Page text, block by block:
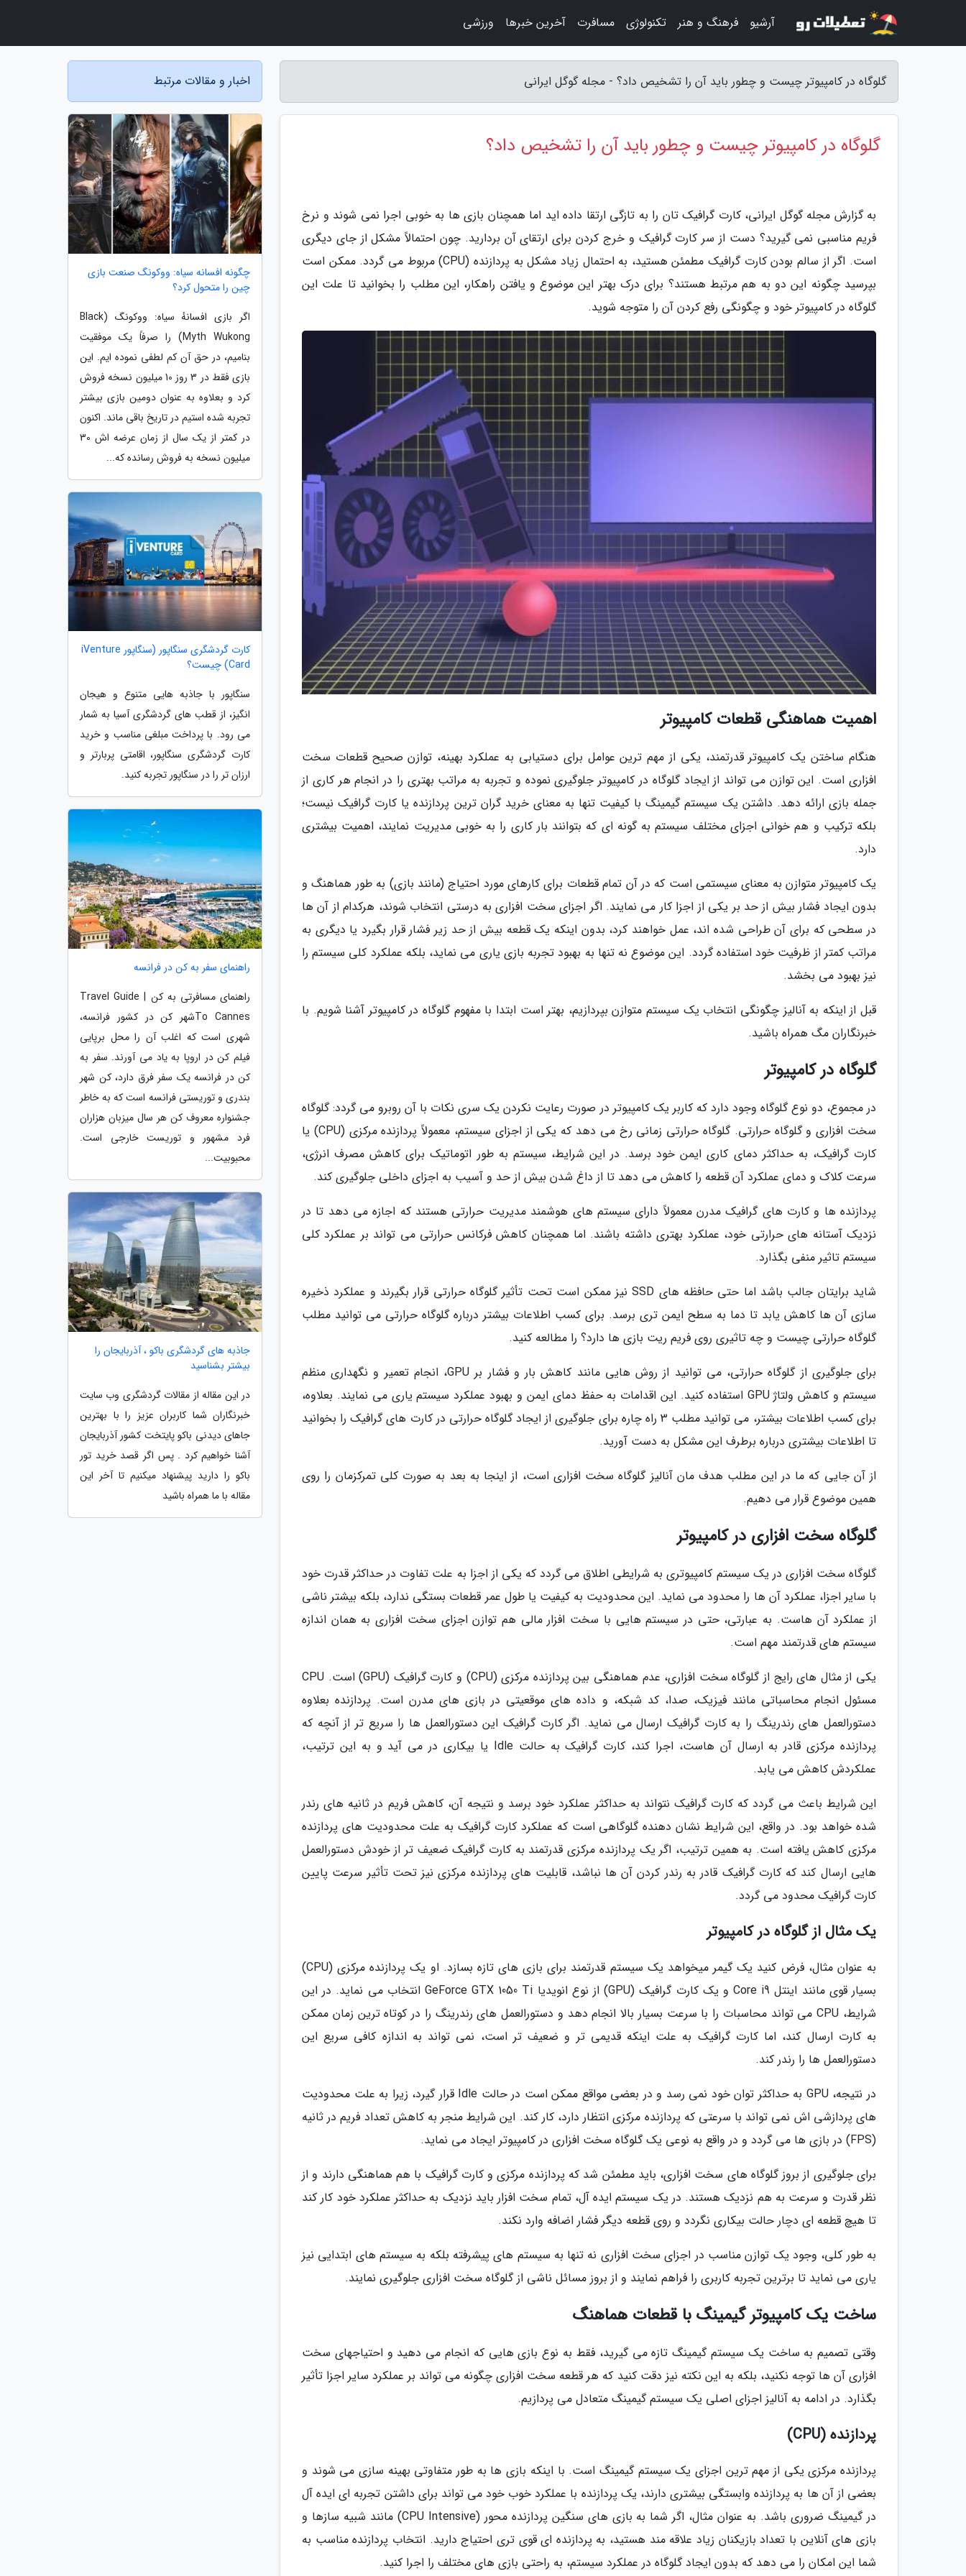
گلوگاه در کامپیوتر چیست و چطور باید آن را تشخیص داد؟ - مجله گوگل ایرانی
گلوگاه در کامپیوتر چیست و چطور باید آن را تشخیص داد؟
به گزارش مجله گوگل ایرانی، کارت گرافیک تان را به تازگی ارتقا داده اید اما همچنان بازی ها به خوبی اجرا نمی شوند و نرخ
فریم مناسبی نمی گیرید؟ دست از سر کارت گرافیک و خرج کردن برای ارتقای آن بردارید. چون احتمالاً مشکل از جای دیگری
است. اگر از سالم بودن کارت گرافیک مطمئن هستید، به احتمال زیاد مشکل به پردازنده (CPU) مربوط می گردد. ممکن است
بپرسید چگونه این دو به هم مرتبط هستند؟ برای درک بهتر این موضوع و یافتن راهکار، این مطلب را بخوانید تا علت این
گلوگاه در کامپیوتر خود و چگونگی رفع کردن آن را متوجه شوید.
اهمیت هماهنگی قطعات کامپیوتر
هنگام ساختن یک کامپیوتر قدرتمند، یکی از مهم ترین عوامل برای دستیابی به عملکرد بهینه، توازن صحیح قطعات سخت
افزاری است. این توازن می تواند از ایجاد گلوگاه در کامپیوتر جلوگیری نموده و تجربه به مراتب بهتری را در انجام هر کاری از
جمله بازی ارائه دهد. داشتن یک سیستم گیمینگ با کیفیت تنها به معنای خرید گران ترین پردازنده یا کارت گرافیک نیست؛
بلکه ترکیب و هم خوانی اجزای مختلف سیستم به گونه ای که بتوانند بار کاری را به خوبی مدیریت نمایند، اهمیت بیشتری
دارد.
یک کامپیوتر متوازن به معنای سیستمی است که در آن تمام قطعات برای کارهای مورد احتیاج (مانند بازی) به طور هماهنگ و
بدون ایجاد فشار بیش از حد بر یکی از اجزا کار می نمایند. اگر اجزای سخت افزاری به درستی انتخاب شوند، هرکدام از آن ها
در سطحی که برای آن طراحی شده اند، عمل خواهند کرد، بدون اینکه یک قطعه بیش از حد زیر فشار قرار بگیرد یا دیگری به
مراتب کمتر از ظرفیت خود استفاده گردد. این موضوع نه تنها به بهبود تجربه بازی یاری می نماید، بلکه عملکرد کلی سیستم را
نیز بهبود می بخشد.
قبل از اینکه به آنالیز چگونگی انتخاب یک سیستم متوازن بپردازیم، بهتر است ابتدا با مفهوم گلوگاه در کامپیوتر آشنا شویم. با
خبرنگاران مگ همراه باشید.
گلوگاه در کامپیوتر
در مجموع، دو نوع گلوگاه وجود دارد که کاربر یک کامپیوتر در صورت رعایت نکردن یک سری نکات با آن روبرو می گردد: گلوگاه
سخت افزاری و گلوگاه حرارتی. گلوگاه حرارتی زمانی رخ می دهد که یکی از اجزای سیستم، معمولاً پردازنده مرکزی (CPU) یا
کارت گرافیک، به حداکثر دمای کاری ایمن خود برسد. در این شرایط، سیستم به طور اتوماتیک برای کاهش مصرف انرژی،
سرعت کلاک و دمای عملکرد آن قطعه را کاهش می دهد تا از داغ شدن بیش از حد و آسیب به اجزای داخلی جلوگیری کند.
پردازنده ها و کارت های گرافیک مدرن معمولاً دارای سیستم های هوشمند مدیریت حرارتی هستند که اجازه می دهد تا در
نزدیک آستانه های حرارتی خود، عملکرد بهتری داشته باشند. اما همچنان کاهش فرکانس حرارتی می تواند بر عملکرد کلی
سیستم تاثیر منفی بگذارد.
شاید برایتان جالب باشد اما حتی حافظه های SSD نیز ممکن است تحت تأثیر گلوگاه حرارتی قرار بگیرند و عملکرد ذخیره
سازی آن ها کاهش یابد تا دما به سطح ایمن تری برسد. برای کسب اطلاعات بیشتر درباره گلوگاه حرارتی می توانید مطلب
گلوگاه حرارتی چیست و چه تاثیری روی فریم ریت بازی ها دارد؟ را مطالعه کنید.
برای جلوگیری از گلوگاه حرارتی، می توانید از روش هایی مانند کاهش بار و فشار بر GPU، انجام تعمیر و نگهداری منظم
سیستم و کاهش ولتاژ GPU استفاده کنید. این اقدامات به حفظ دمای ایمن و بهبود عملکرد سیستم یاری می نمایند. بعلاوه،
برای کسب اطلاعات بیشتر، می توانید مطلب 3 راه چاره برای جلوگیری از ایجاد گلوگاه حرارتی در کارت های گرافیک را بخوانید
تا اطلاعات بیشتری درباره برطرف این مشکل به دست آورید.
از آن جایی که ما در این مطلب هدف مان آنالیز گلوگاه سخت افزاری است، از اینجا به بعد به صورت کلی تمرکزمان را روی
همین موضوع قرار می دهیم.
گلوگاه سخت افزاری در کامپیوتر
گلوگاه سخت افزاری در یک سیستم کامپیوتری به شرایطی اطلاق می گردد که یکی از اجزا به علت تفاوت در حداکثر قدرت خود
با سایر اجزا، عملکرد آن ها را محدود می نماید. این محدودیت به کیفیت یا طول عمر قطعات بستگی ندارد، بلکه بیشتر ناشی
از عملکرد آن هاست. به عبارتی، حتی در سیستم هایی با سخت افزار مالی هم توازن اجزای سخت افزاری به همان اندازه
سیستم های قدرتمند مهم است.
یکی از مثال های رایج از گلوگاه سخت افزاری، عدم هماهنگی بین پردازنده مرکزی (CPU) و کارت گرافیک (GPU) است. CPU
مسئول انجام محاسباتی مانند فیزیک، صدا، کد شبکه، و داده های موقعیتی در بازی های مدرن است. پردازنده بعلاوه
دستورالعمل های رندرینگ را به کارت گرافیک ارسال می نماید. اگر کارت گرافیک این دستورالعمل ها را سریع تر از آنچه که
پردازنده مرکزی قادر به ارسال آن هاست، اجرا کند، کارت گرافیک به حالت Idle یا بیکاری در می آید و به این ترتیب،
عملکردش کاهش می یابد.
این شرایط باعث می گردد که کارت گرافیک نتواند به حداکثر عملکرد خود برسد و نتیجه آن، کاهش فریم در ثانیه های رندر
شده خواهد بود. در واقع، این شرایط نشان دهنده گلوگاهی است که عملکرد کارت گرافیک به علت محدودیت های پردازنده
مرکزی کاهش یافته است. به همین ترتیب، اگر یک پردازنده مرکزی قدرتمند به کارت گرافیک ضعیف تر از خودش دستورالعمل
هایی ارسال کند که کارت گرافیک قادر به رندر کردن آن ها نباشد، قابلیت های پردازنده مرکزی نیز تحت تأثیر سرعت پایین
کارت گرافیک محدود می گردد.
یک مثال از گلوگاه در کامپیوتر
به عنوان مثال، فرض کنید یک گیمر میخواهد یک سیستم قدرتمند برای بازی های تازه بسازد. او یک پردازنده مرکزی (CPU)
بسیار قوی مانند اینتل Core i9 و یک کارت گرافیک (GPU) از نوع انویدیا GeForce GTX 1050 Ti انتخاب می نماید. در این
شرایط، CPU می تواند محاسبات را با سرعت بسیار بالا انجام دهد و دستورالعمل های رندرینگ را در کوتاه ترین زمان ممکن
به کارت ارسال کند، اما کارت گرافیک به علت اینکه قدیمی تر و ضعیف تر است، نمی تواند به اندازه کافی سریع این
دستورالعمل ها را رندر کند.
در نتیجه، GPU به حداکثر توان خود نمی رسد و در بعضی مواقع ممکن است در حالت Idle قرار گیرد، زیرا به علت محدودیت
های پردازشی اش نمی تواند با سرعتی که پردازنده مرکزی انتظار دارد، کار کند. این شرایط منجر به کاهش تعداد فریم در ثانیه
(FPS) در بازی ها می گردد و در واقع به نوعی یک گلوگاه سخت افزاری در کامپیوتر ایجاد می نماید.
برای جلوگیری از بروز گلوگاه های سخت افزاری، باید مطمئن شد که پردازنده مرکزی و کارت گرافیک با هم هماهنگی دارند و از
نظر قدرت و سرعت به هم نزدیک هستند. در یک سیستم ایده آل، تمام سخت افزار باید نزدیک به حداکثر عملکرد خود کار کند
تا هیچ قطعه ای دچار حالت بیکاری نگردد و روی قطعه دیگر فشار اضافه وارد نکند.
به طور کلی، وجود یک توازن مناسب در اجزای سخت افزاری نه تنها به سیستم های پیشرفته بلکه به سیستم های ابتدایی نیز
یاری می نماید تا برترین تجربه کاربری را فراهم نمایند و از بروز مسائل ناشی از گلوگاه سخت افزاری جلوگیری نمایند.
ساخت یک کامپیوتر گیمینگ با قطعات هماهنگ
وقتی تصمیم به ساخت یک سیستم گیمینگ تازه می گیرید، فقط به نوع بازی هایی که انجام می دهید و احتیاجهای سخت
افزاری آن ها توجه نکنید، بلکه به این نکته نیز دقت کنید که هر قطعه سخت افزاری چگونه می تواند بر عملکرد سایر اجزا تأثیر
بگذارد. در ادامه به آنالیز اجزای اصلی یک سیستم گیمینگ متعادل می پردازیم.
پردازنده (CPU)
پردازنده مرکزی یکی از مهم ترین اجزای یک سیستم گیمینگ است. با اینکه بازی ها به طور متفاوتی بهینه سازی می شوند و
بعضی از آن ها به پردازنده وابستگی بیشتری دارند، یک پردازنده با عملکرد خوب خود می تواند برای داشتن تجربه ای ایده آل
در گیمینگ ضروری باشد. به عنوان مثال، اگر شما به بازی های سنگین پردازنده محور (CPU Intensive) مانند شبیه سازها و
بازی های آنلاین با تعداد بازیکنان زیاد علاقه مند هستید، به پردازنده ای قوی تری احتیاج دارید. انتخاب پردازنده مناسب به
شما این امکان را می دهد که بدون ایجاد گلوگاه در عملکرد سیستم، به راحتی بازی های مختلف را اجرا کنید.
اخبار و مقالات مرتبط
چگونه افسانه سیاه: ووکونگ صنعت بازی
چین را متحول کرد؟
اگر بازی افسانهٔ سیاه: ووکونگ (Black
Myth Wukong) را صرفاً یک موفقیت
بنامیم، در حق آن کم لطفی نموده ایم. این
بازی فقط در 3 روز 10 میلیون نسخه فروش
کرد و بعلاوه به عنوان دومین بازی بیشتر
تجربه شده استیم در تاریخ باقی ماند. اکنون
در کمتر از یک سال از زمان عرضه اش 30
میلیون نسخه به فروش رسانده که...
کارت گردشگری سنگاپور (سنگاپور iVenture
Card) چیست؟
سنگاپور با جاذبه هایی متنوع و هیجان
انگیز، از قطب های گردشگری آسیا به شمار
می رود. با پرداخت مبلغی مناسب و خرید
کارت گردشگری سنگاپور، اقامتی پربارتر و
ارزان تر را در سنگاپور تجربه کنید.
راهنمای سفر به کن در فرانسه
راهنمای مسافرتی به کن | Travel Guide
To Cannesشهر کن در کشور فرانسه،
شهری است که اغلب آن را محل برپایی
فیلم کن در اروپا به یاد می آورند. سفر به
کن در فرانسه یک سفر فرق دارد، کن شهر
بندری و توریستی فرانسه است که به خاطر
جشنواره معروف کن هر سال میزبان هزاران
فرد مشهور و توریست خارجی است.
محبوبیت...
جاذبه های گردشگری باکو ، آذربایجان را
بیشتر بشناسید
در این مقاله از مقالات گردشگری وب سایت
خبرنگاران شما کاربران عزیز را با بهترین
جاهای دیدنی باکو پایتخت کشور آذربایجان
آشنا خواهیم کرد . پس اگر قصد خرید تور
باکو را دارید پیشنهاد میکنیم تا آخر این
مقاله با ما همراه باشید
آرشیو فرهنگ و هنر تکنولوژی مسافرت آخرین خبرها ورزشی